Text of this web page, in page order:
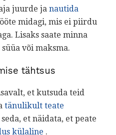
juurde ja nautida
midagi, mis ei piirdu
Lisaks saate minna
või maksma.
tähtsus
et kutsuda teid
tänulikult teate
et näidata, et peate
külaline .